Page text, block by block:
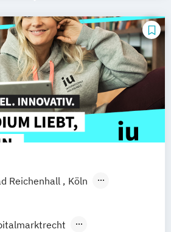
Reichenhall
Köln